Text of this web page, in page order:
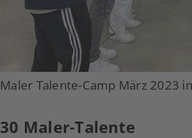
Maler Talente-Camp März 2023
30 Maler-Talente